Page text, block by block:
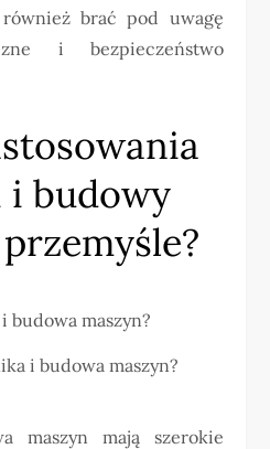
brać pod uwagę
i bezpieczeństwo
i budowy
i budowa maszyn?
maszyn mają szerokie